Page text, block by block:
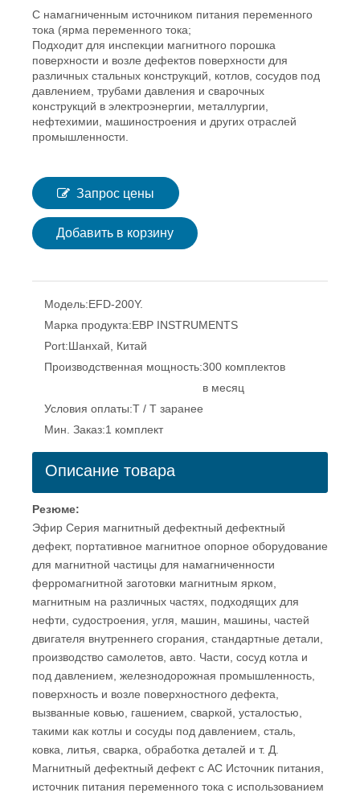
С намагниченным источником питания переменного
тока (ярма переменного тока;
Подходит для инспекции магнитного порошка
поверхности и возле дефектов поверхности для
различных стальных конструкций, котлов, сосудов под
давлением, трубами давления и сварочных
конструкций в электроэнергии, металлургии,
нефтехимии, машиностроения и других отраслей
промышленности.
Запрос цены
Добавить в корзину
Модель:EFD-200Y.
Марка продукта:EBP INSTRUMENTS
Port:Шанхай, Китай
Производственная мощность:300 комплектов
в месяц
Условия оплаты:T / T заранее
Мин. Заказ:1 комплект
Описание товара
Резюме:
Эфир Серия магнитный дефектный дефектный
дефект, портативное магнитное опорное оборудование
для магнитной частицы для намагниченности
ферромагнитной заготовки магнитным ярком,
магнитным на различных частях, подходящих для
нефти, судостроения, угля, машин, машины, частей
двигателя внутреннего сгорания, стандартные детали,
производство самолетов, авто. Части, сосуд котла и
под давлением, железнодорожная промышленность,
поверхность и возле поверхностного дефекта,
вызванные ковью, гашением, сваркой, усталостью,
такими как котлы и сосуды под давлением, сталь,
ковка, литья, сварка, обработка деталей и т. Д.
Магнитный дефектный дефект с AC Источник питания,
источник питания переменного тока с использованием